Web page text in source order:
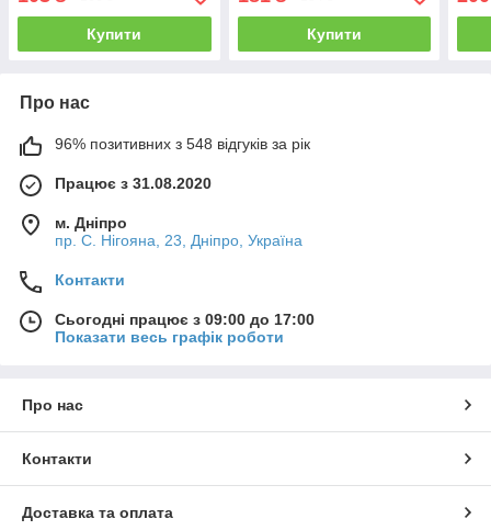
Купити Купити
Про нас
96% позитивних з 548 відгуків за рік
Працює з 31.08.2020
м. Дніпро
пр. С. Нігояна, 23, Дніпро, Україна
Контакти
Сьогодні працює з 09:00 до 17:00
Показати весь графік роботи
Про нас
Контакти
Доставка та оплата